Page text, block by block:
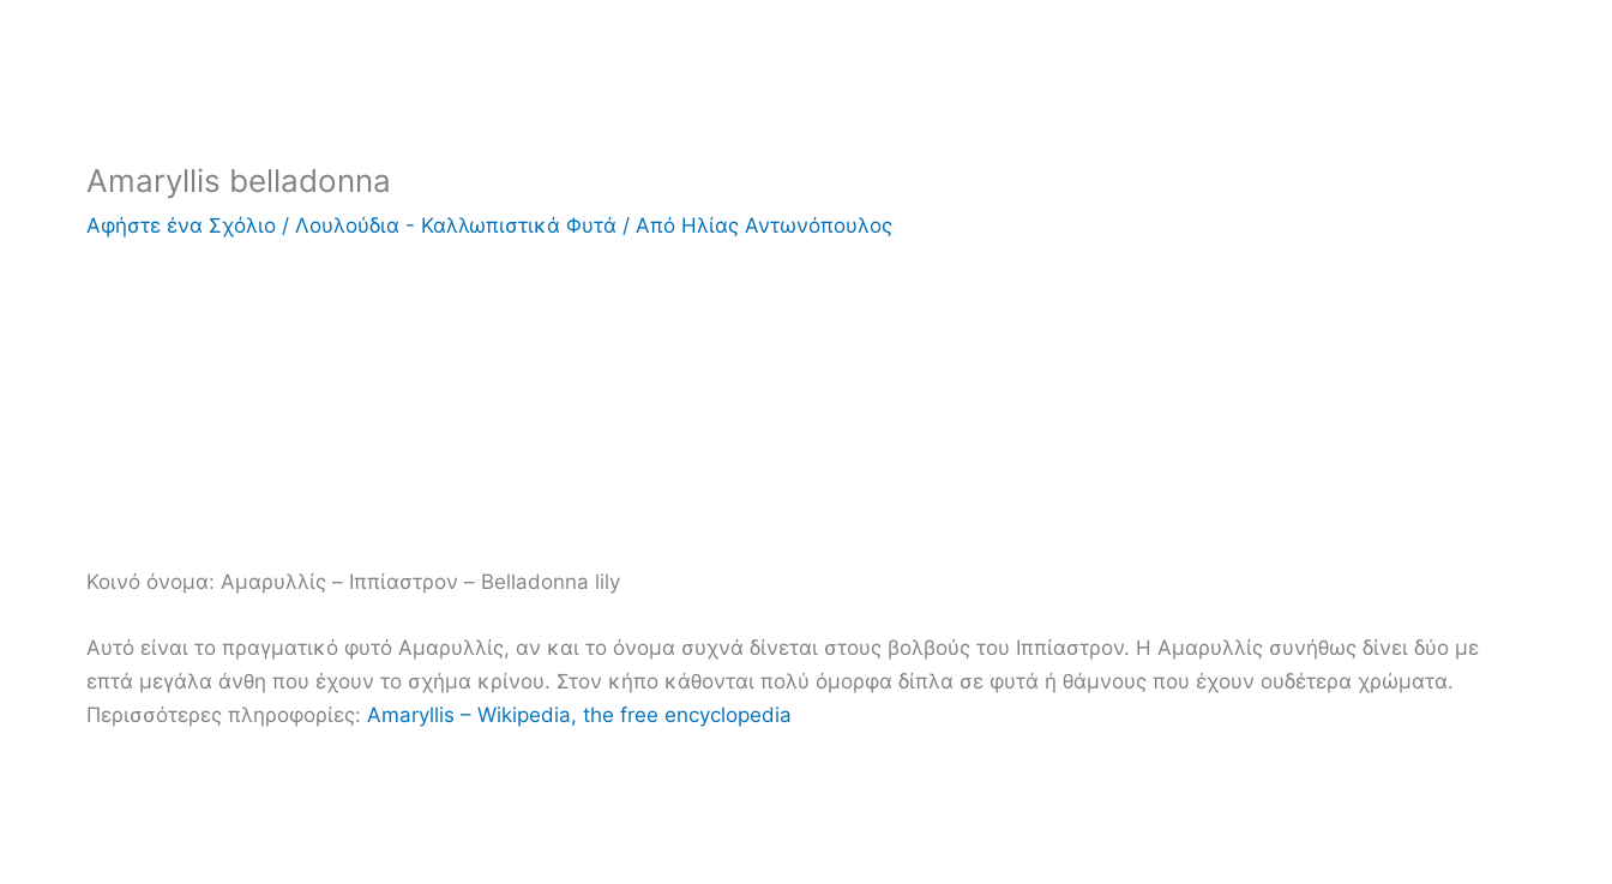
Amaryllis belladonna
Αφήστε ένα Σχόλιο / Λουλούδια - Καλλωπιστικά Φυτά / Από Ηλίας Αντωνόπουλος
Κοινό όνομα: Αμαρυλλίς – Ιππίαστρον – Belladonna lily
Αυτό είναι το πραγματικό φυτό Αμαρυλλίς, αν και το όνομα συχνά δίνεται στους βολβούς του Ιππίαστρον. Η Αμαρυλλίς συνήθως δίνει δύο με
επτά μεγάλα άνθη που έχουν το σχήμα κρίνου. Στον κήπο κάθονται πολύ όμορφα δίπλα σε φυτά ή θάμνους που έχουν ουδέτερα χρώματα.
Περισσότερες πληροφορίες: Amaryllis – Wikipedia, the free encyclopedia